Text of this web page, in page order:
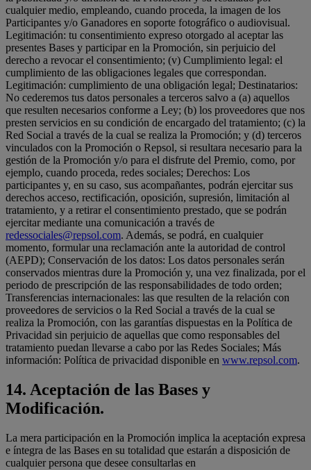
cualquier medio, empleando, cuando proceda, la imagen de los
Participantes y/o Ganadores en soporte fotográfico o audiovisual.
Legitimación: tu consentimiento expreso otorgado al aceptar las
presentes Bases y participar en la Promoción, sin perjuicio del
derecho a revocar el consentimiento; (v) Cumplimiento legal: el
cumplimiento de las obligaciones legales que correspondan.
Legitimación: cumplimiento de una obligación legal; Destinatarios:
No cederemos tus datos personales a terceros salvo a (a) aquellos
que resulten necesarios conforme a Ley; (b) los proveedores que nos
presten servicios en su condición de encargado del tratamiento; (c) la
Red Social a través de la cual se realiza la Promoción; y (d) terceros
vinculados con la Promoción o Repsol, si resultara necesario para la
gestión de la Promoción y/o para el disfrute del Premio, como, por
ejemplo, cuando proceda, redes sociales; Derechos: Los
participantes y, en su caso, sus acompañantes, podrán ejercitar sus
derechos acceso, rectificación, oposición, supresión, limitación al
tratamiento, y a retirar el consentimiento prestado, que se podrán
ejercitar mediante una comunicación a través de
redessociales@repsol.com. Además, se podrá, en cualquier
momento, formular una reclamación ante la autoridad de control
(AEPD); Conservación de los datos: Los datos personales serán
conservados mientras dure la Promoción y, una vez finalizada, por el
periodo de prescripción de las responsabilidades de todo orden;
Transferencias internacionales: las que resulten de la relación con
proveedores de servicios o la Red Social a través de la cual se
realiza la Promoción, con las garantías dispuestas en la Política de
Privacidad sin perjuicio de aquellas que como responsables del
tratamiento puedan llevarse a cabo por las Redes Sociales; Más
información: Política de privacidad disponible en www.repsol.com.
14. Aceptación de las Bases y
Modificación.
La mera participación en la Promoción implica la aceptación expresa
e íntegra de las Bases en su totalidad que estarán a disposición de
cualquier persona que desee consultarlas en